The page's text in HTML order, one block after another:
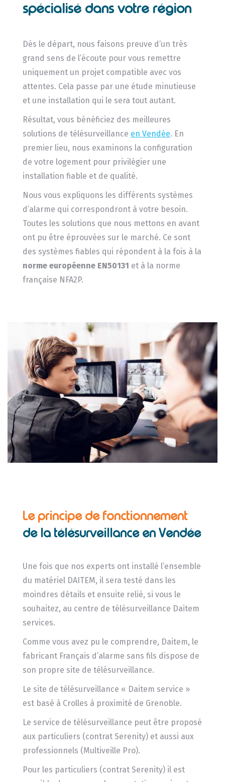
spécialisé dans votre région
Dès le départ, nous faisons preuve d’un très
grand sens de l’écoute pour vous remettre
uniquement un projet compatible avec vos
attentes. Cela passe par une étude minutieuse
et une installation qui le sera tout autant.
Résultat, vous bénéficiez des meilleures
solutions de télésurveillance en Vendée. En
premier lieu, nous examinons la configuration
de votre logement pour privilégier une
installation fiable et de qualité.
Nous vous expliquons les différents systèmes
d’alarme qui correspondront à votre besoin.
Toutes les solutions que nous mettons en avant
ont pu être éprouvées sur le marché. Ce sont
des systèmes fiables qui répondent à la fois à la
norme européenne EN50131 et à la norme
française NFA2P.
Le principe de fonctionnement
de la télésurveillance en Vendée
Une fois que nos experts ont installé l’ensemble
du matériel DAITEM, il sera testé dans les
moindres détails et ensuite relié, si vous le
souhaitez, au centre de télésurveillance Daitem
services.
Comme vous avez pu le comprendre, Daitem, le
fabricant Français d’alarme sans fils dispose de
son propre site de télésurveillance.
Le site de télésurveillance « Daitem service »
est basé à Crolles à proximité de Grenoble.
Le service de télésurveillance peut être proposé
aux particuliers (contrat Serenity) et aussi aux
professionnels (Multiveille Pro).
Pour les particuliers (contrat Serenity) il est